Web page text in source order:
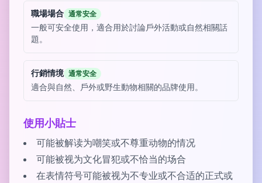
職場場合 通常安全
一般可安全使用，適合用於討論戶外活動或自然相關話
題。
行銷情境 通常安全
適合與自然、戶外或野生動物相關的品牌使用。
使用小貼士
可能被解读为嘲笑或不尊重动物的情况
可能被视为文化冒犯或不恰当的场合
在表情符号可能被视为不专业或不合适的正式或